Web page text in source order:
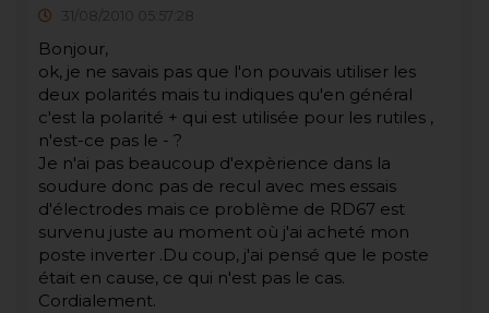
31/08/2010 05:57:28
Bonjour,
ok, je ne savais pas que l'on pouvais utiliser les
deux polarités mais tu indiques qu'en général
c'est la polarité + qui est utilisée pour les rutiles ,
n'est-ce pas le - ?
Je n'ai pas beaucoup d'expèrience dans la
soudure donc pas de recul avec mes essais
d'électrodes mais ce problème de RD67 est
survenu juste au moment où j'ai acheté mon
poste inverter .Du coup, j'ai pensé que le poste
était en cause, ce qui n'est pas le cas.
Cordialement.